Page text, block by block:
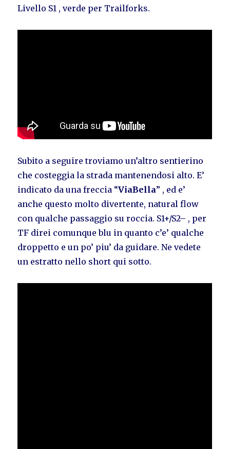
Livello S1 , verde per Trailforks.
Subito a seguire troviamo un’altro sentierino
che costeggia la strada mantenendosi alto. E’
indicato da una freccia “ViaBella” , ed e’
anche questo molto divertente, natural flow
con qualche passaggio su roccia. S1+/S2– , per
TF direi comunque blu in quanto c’e’ qualche
droppetto e un po’ piu’ da guidare. Ne vedete
un estratto nello short qui sotto.